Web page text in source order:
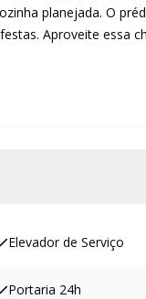
planejada. O
Aproveite essa
Elevador de Serviço
Portaria 24h